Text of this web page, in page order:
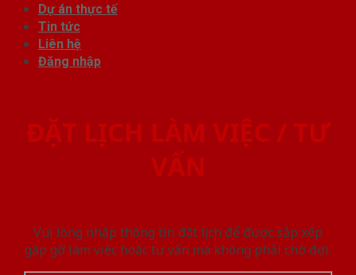
Dự án thực tế
Tin tức
Liên hệ
Đăng nhập
ĐẶT LỊCH LÀM VIỆC / TƯ
VẤN
Vui lòng nhập thông tin đặt lịch để được sắp xếp
gặp gỡ làm việc hoăc tư vấn mà không phải chờ đợi.